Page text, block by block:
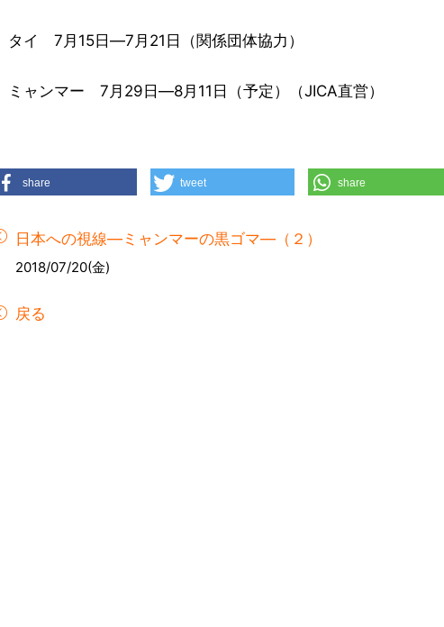
タイ 7月15日―7月21日（関係団体協力）
ミャンマー 7月29日―8月11日（予定）（JICA直営）
share tweet share
日本への視線―ミャンマーの黒ゴマ―（２）
2018/07/20(金)
戻る